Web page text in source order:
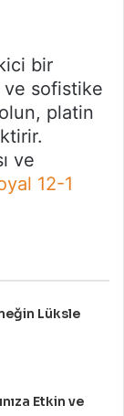
bir
ve sofistike
platin
ve
12-1
Lüksle
Etkin ve